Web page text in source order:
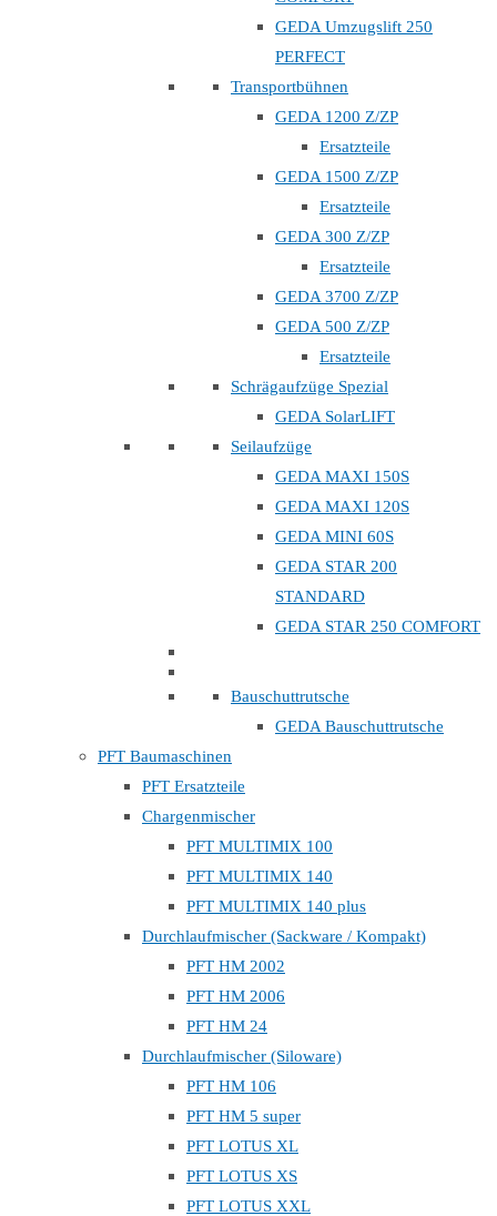
GEDA Umzugslift 250
PERFECT
Transportbühnen
GEDA 1200 Z/ZP
Ersatzteile
GEDA 1500 Z/ZP
Ersatzteile
GEDA 300 Z/ZP
Ersatzteile
GEDA 3700 Z/ZP
GEDA 500 Z/ZP
Ersatzteile
Schrägaufzüge Spezial
GEDA SolarLIFT
Seilaufzüge
GEDA MAXI 150S
GEDA MAXI 120S
GEDA MINI 60S
GEDA STAR 200
STANDARD
GEDA STAR 250 COMFORT
Bauschuttrutsche
GEDA Bauschuttrutsche
PFT Baumaschinen
PFT Ersatzteile
Chargenmischer
PFT MULTIMIX 100
PFT MULTIMIX 140
PFT MULTIMIX 140 plus
Durchlaufmischer (Sackware / Kompakt)
PFT HM 2002
PFT HM 2006
PFT HM 24
Durchlaufmischer (Siloware)
PFT HM 106
PFT HM 5 super
PFT LOTUS XL
PFT LOTUS XS
PFT LOTUS XXL